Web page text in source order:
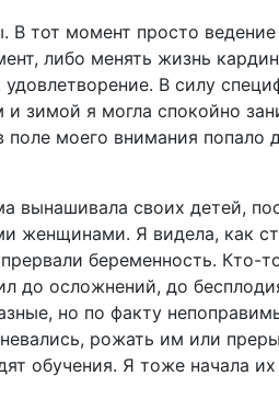
тот момент просто ведение
либо менять жизнь
В силу
зимой я могла спокойно
моего внимания попало
вынашивала своих детей,
женщинами. Я видела, как
беременность. Кто-
до осложнений, до
но по факту
рожать им или
обучения. Я тоже начала их